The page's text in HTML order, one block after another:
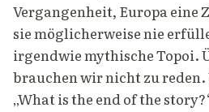
Vergangenheit, Europa eine
sie möglicherweise nie
irgendwie mythische Topoi.
brauchen wir nicht zu reden.
„What is the end of the